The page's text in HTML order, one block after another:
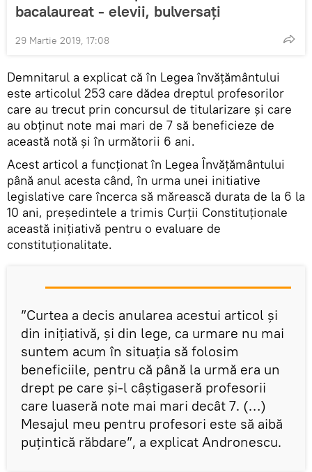
bacalaureat - elevii, bulversați
29 Martie 2019, 17:08
Demnitarul a explicat că în Legea învățământului
este articolul 253 care dădea dreptul profesorilor
care au trecut prin concursul de titularizare și care
au obținut note mai mari de 7 să beneficieze de
această notă și în următorii 6 ani.
Acest articol a funcționat în Legea Învățământului
până anul acesta când, în urma unei initiative
legislative care încerca să mărească durata de la 6 la
10 ani, președintele a trimis Curții Constituționale
această inițiativă pentru o evaluare de
constituționalitate.
”Curtea a decis anularea acestui articol și
din inițiativă, și din lege, ca urmare nu mai
suntem acum în situația să folosim
beneficiile, pentru că până la urmă era un
drept pe care și-l câștigaseră profesorii
care luaseră note mai mari decât 7. (…)
Mesajul meu pentru profesori este să aibă
puțintică răbdare”, a explicat Andronescu.